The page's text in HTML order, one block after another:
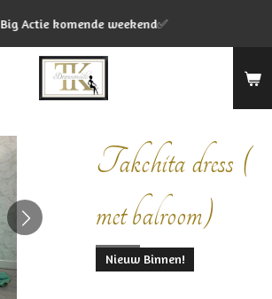
Big Actie komende weekend✅
Takchita dress (
met balroom)
Nieuw Binnen!